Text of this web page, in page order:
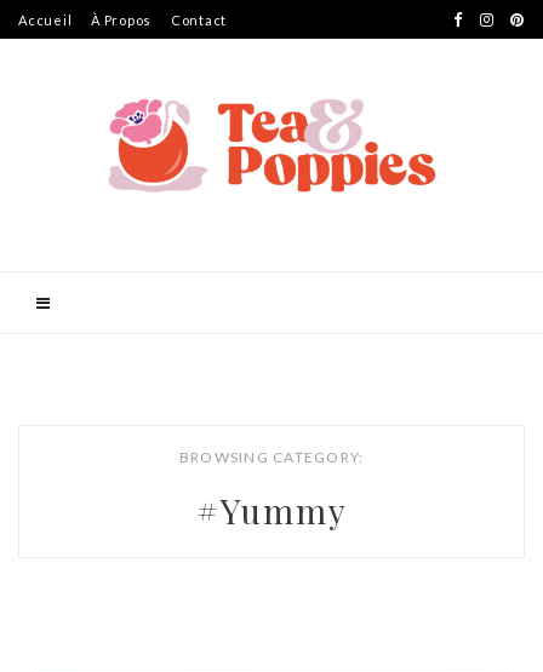
Accueil À Propos Contact
BROWSING CATEGORY:
#Yummy